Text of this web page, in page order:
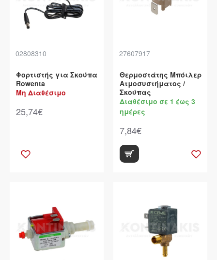
02808310
Φορτιστής για Σκούπα
Rowenta
Μη Διαθέσιμο
25,74€
27607917
Θερμοστάτης Μπόιλερ
Ατμοσυστήματος /
Σκούπας
Διαθέσιμο σε 1 έως 3
ημέρες
7,84€